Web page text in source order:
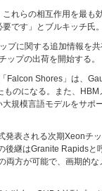
これらの相互作用を最も
です」とブルキッチ氏。
プに関する追加情報を
ップの出荷を開始する。
Falcon Shores」は、
のになる。また、
規模言語モデルをサポ
表される次期Xeonチ
後継はGranite Rapidsと
両方が可能で、画期的